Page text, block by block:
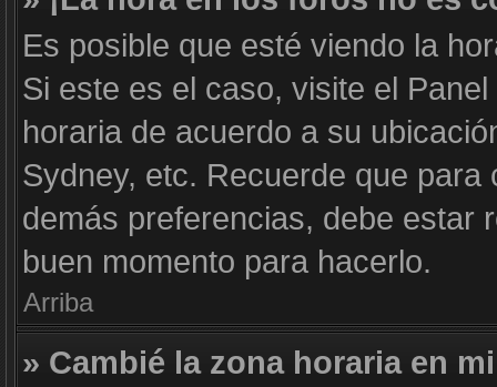
Es posible que esté viendo la
Si este es el caso, visite el
horaria de acuerdo a su
Sydney, etc. Recuerde que
demás preferencias, debe estar
buen momento para hacerlo.
Arriba
» Cambié la zona horaria en